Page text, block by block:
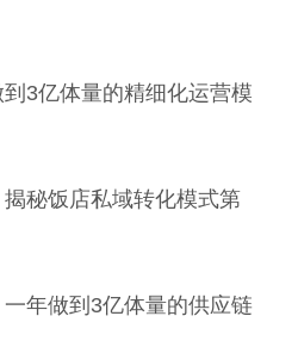
3亿体量的精细化运营模
秘饭店私域转化模式第
年做到3亿体量的供应链